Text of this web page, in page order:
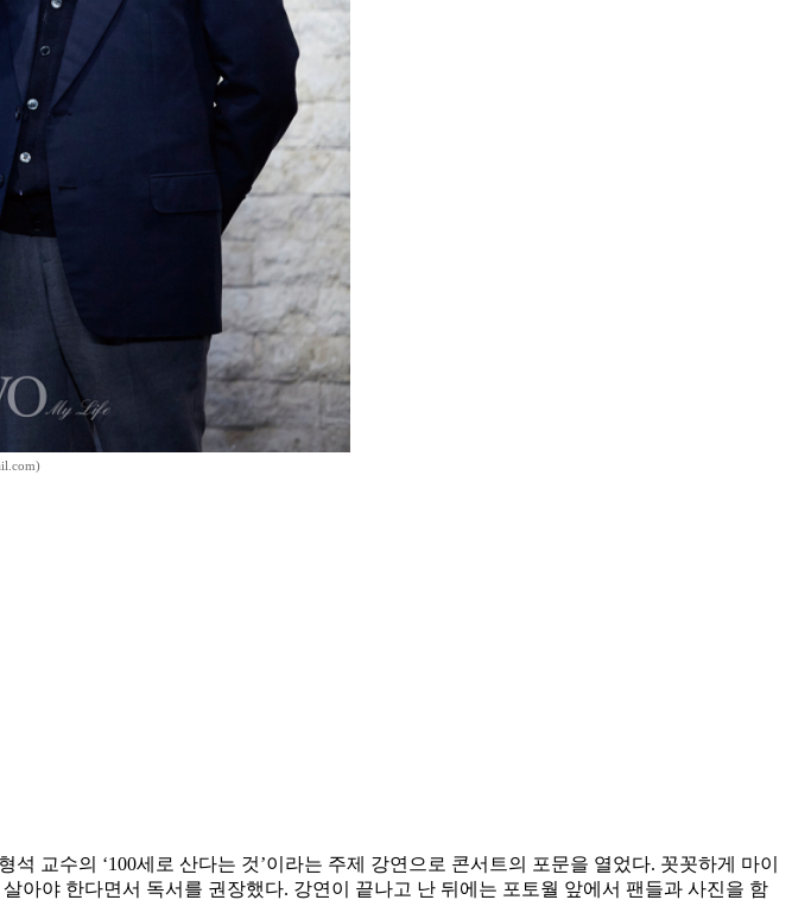
교수의 ‘100세로 산다는 것’이라는 주제 강연으로 콘서트의 포문을 열었다. 꼿꼿하게 마이
아야 한다면서 독서를 권장했다. 강연이 끝나고 난 뒤에는 포토월 앞에서 팬들과 사진을 함